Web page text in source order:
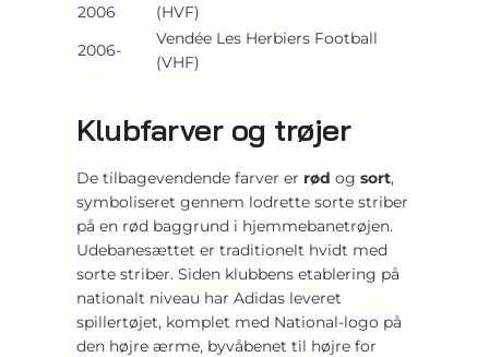
2006
(HVF)
2006-
Vendée Les Herbiers Football
(VHF)
Klubfarver og trøjer
De tilbagevendende farver er rød og sort,
symboliseret gennem lodrette sorte striber
på en rød baggrund i hjemmebanetrøjen.
Udebanesættet er traditionelt hvidt med
sorte striber. Siden klubbens etablering på
nationalt niveau har Adidas leveret
spillertøjet, komplet med National-logo på
den højre ærme, byvåbenet til højre for